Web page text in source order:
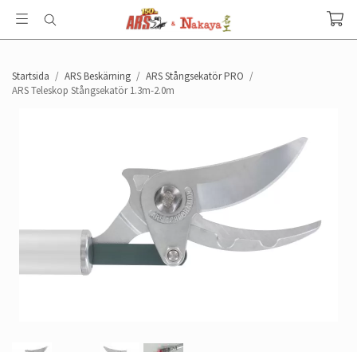
Startsida / ARS Beskärning / ARS Stångsekatör PRO /
ARS Teleskop Stångsekatör 1.3m-2.0m